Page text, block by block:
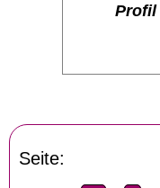
Profil
Seite: